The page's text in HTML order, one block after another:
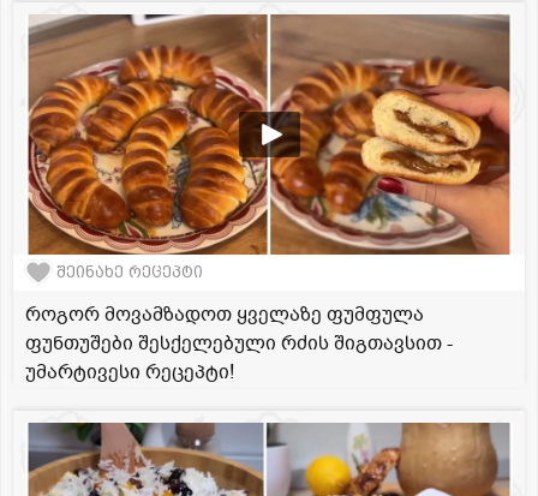
შეინახე რეცეპტი
როგორ მოვამზადოთ ყველაზე ფუმფულა
ფუნთუშები შესქელებული რძის შიგთავსით -
უმარტივესი რეცეპტი!